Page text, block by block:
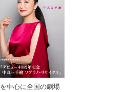
中心に全国の劇場